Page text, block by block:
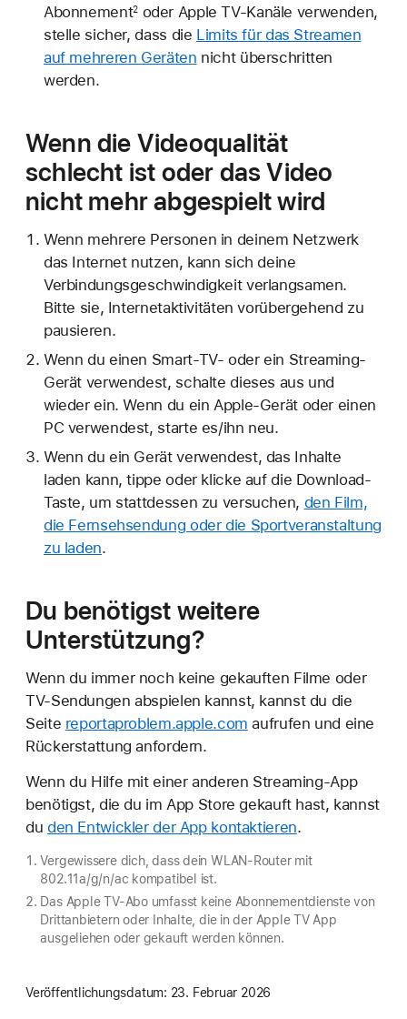
Abonnement2oder Apple TV-Kanäle verwenden,
stelle sicher, dass die Limits für das Streamen
auf mehreren Geräten nicht überschritten
werden.
Wenn die Videoqualität
schlecht ist oder das Video
nicht mehr abgespielt wird
Wenn mehrere Personen in deinem Netzwerk
das Internet nutzen, kann sich deine
Verbindungsgeschwindigkeit verlangsamen.
Bitte sie, Internetaktivitäten vorübergehend zu
pausieren.
Wenn du einen Smart-TV- oder ein Streaming-
Gerät verwendest, schalte dieses aus und
wieder ein. Wenn du ein Apple-Gerät oder einen
PC verwendest, starte es/ihn neu.
Wenn du ein Gerät verwendest, das Inhalte
laden kann, tippe oder klicke auf die Download-
Taste, um stattdessen zu versuchen, den Film,
die Fernsehsendung oder die Sportveranstaltung
zu laden.
Du benötigst weitere
Unterstützung?
Wenn du immer noch keine gekauften Filme oder
TV-Sendungen abspielen kannst, kannst du die
Seite reportaproblem.apple.com aufrufen und eine
Rückerstattung anfordern.
Wenn du Hilfe mit einer anderen Streaming-App
benötigst, die du im App Store gekauft hast, kannst
du den Entwickler der App kontaktieren.
Vergewissere dich, dass dein WLAN-Router mit
802.11a/g/n/ac kompatibel ist.
Das Apple TV-Abo umfasst keine Abonnementdienste von
Drittanbietern oder Inhalte, die in der Apple TV App
ausgeliehen oder gekauft werden können.
Veröffentlichungsdatum: 23. Februar 2026